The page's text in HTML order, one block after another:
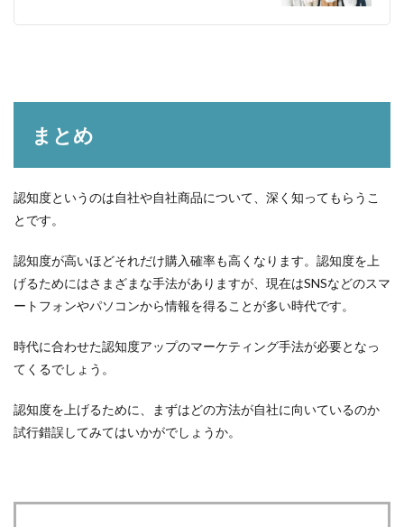
まとめ
認知度というのは自社や自社商品について、深く知ってもらうこ
とです。
認知度が高いほどそれだけ購入確率も高くなります。認知度を上
げるためにはさまざまな手法がありますが、現在はSNSなどのスマ
ートフォンやパソコンから情報を得ることが多い時代です。
時代に合わせた認知度アップのマーケティング手法が必要となっ
てくるでしょう。
認知度を上げるために、まずはどの方法が自社に向いているのか
試行錯誤してみてはいかがでしょうか。